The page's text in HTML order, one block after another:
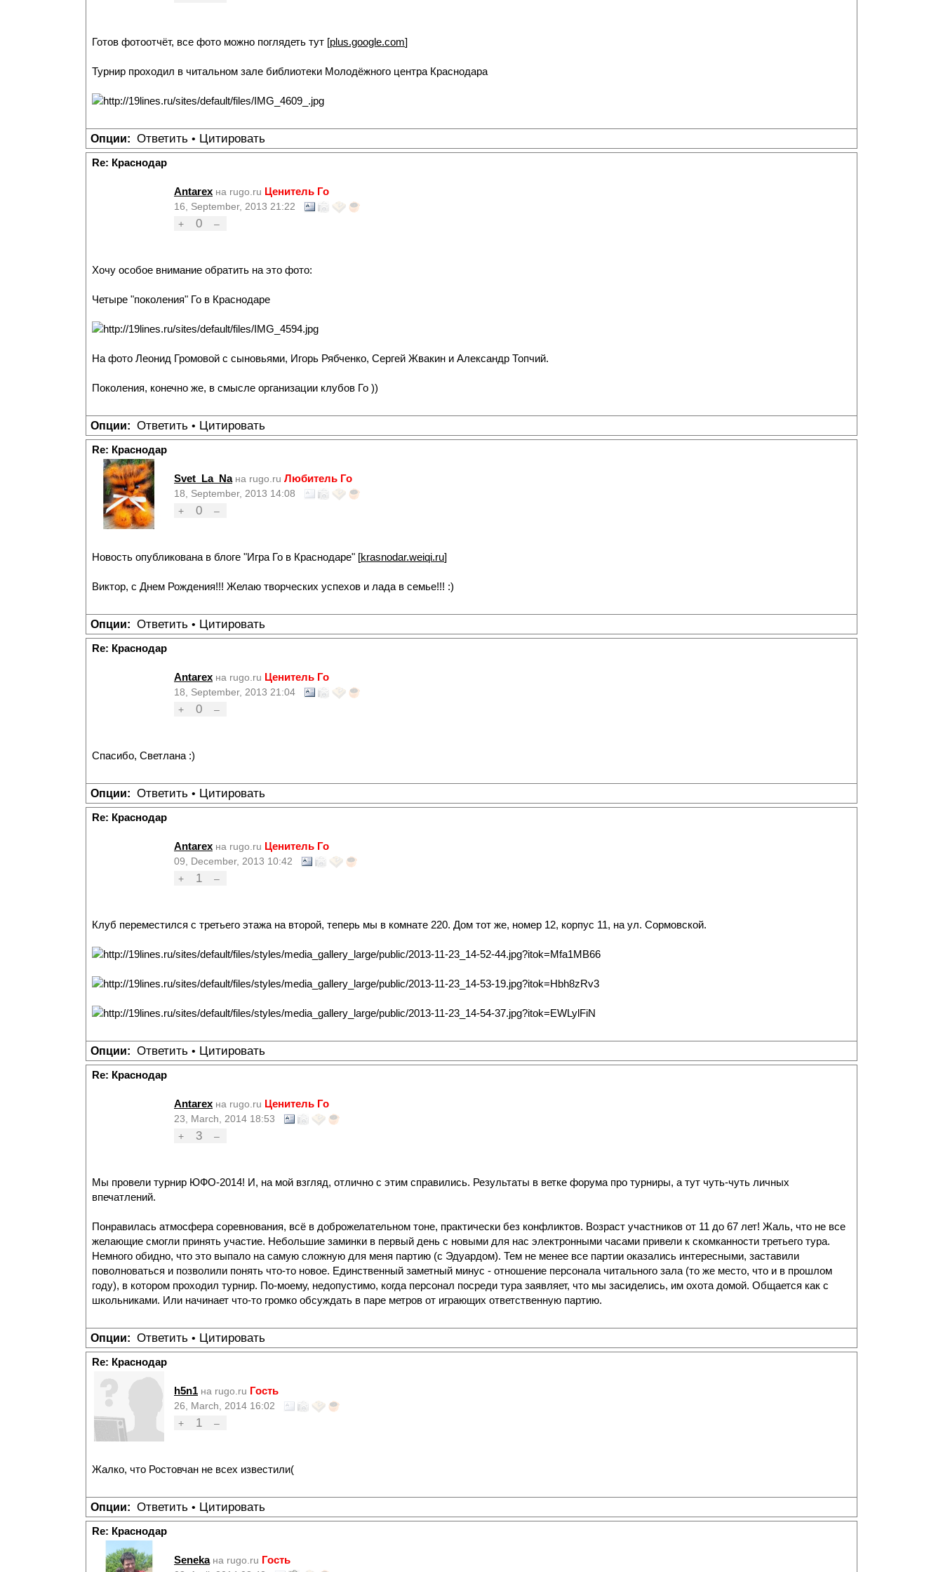
Готов фотоотчёт, все фото можно поглядеть тут [plus.google.com]
Турнир проходил в читальном зале библиотеки Молодёжного центра Краснодара
Опции: Ответить • Цитировать
Re: Краснодар
Antarex на rugo.ru Ценитель Го
16, September, 2013 21:22
+
0 –
Хочу особое внимание обратить на это фото:
Четыре "поколения" Го в Краснодаре
На фото Леонид Громовой с сыновьями, Игорь Рябченко, Сергей Жвакин и Александр Топчий.
Поколения, конечно же, в смысле организации клубов Го ))
Опции: Ответить • Цитировать
Re: Краснодар
Svet_La_Na на rugo.ru Любитель Го
18, September, 2013 14:08
+
0 –
Новость опубликована в блоге "Игра Го в Краснодаре" [krasnodar.weiqi.ru]
Виктор, с Днем Рождения!!! Желаю творческих успехов и лада в семье!!! :)
Опции: Ответить • Цитировать
Re: Краснодар
Antarex на rugo.ru Ценитель Го
18, September, 2013 21:04
+
0 –
Спасибо, Светлана :)
Опции: Ответить • Цитировать
Re: Краснодар
Antarex на rugo.ru Ценитель Го
09, December, 2013 10:42
+
1 –
Клуб переместился с третьего этажа на второй, теперь мы в комнате 220. Дом тот же, номер 12, корпус 11, на ул. Сормовской.
Опции: Ответить • Цитировать
Re: Краснодар
Antarex на rugo.ru Ценитель Го
23, March, 2014 18:53
+
3 –
Мы провели турнир ЮФО-2014! И, на мой взгляд, отлично с этим справились. Результаты в ветке форума про турниры, а тут чуть-чуть личных
впечатлений.
Понравилась атмосфера соревнования, всё в доброжелательном тоне, практически без конфликтов. Возраст участников от 11 до 67 лет! Жаль, что не все
желающие смогли принять участие. Небольшие заминки в первый день с новыми для нас электронными часами привели к скомканности третьего тура.
Немного обидно, что это выпало на самую сложную для меня партию (с Эдуардом). Тем не менее все партии оказались интересными, заставили
поволноваться и позволили понять что-то новое. Единственный заметный минус - отношение персонала читального зала (то же место, что и в прошлом
году), в котором проходил турнир. По-моему, недопустимо, когда персонал посреди тура заявляет, что мы засиделись, им охота домой. Общается как с
школьниками. Или начинает что-то громко обсуждать в паре метров от играющих ответственную партию.
Опции: Ответить • Цитировать
Re: Краснодар
h5n1 на rugo.ru Гость
26, March, 2014 16:02
+
1 –
Жалко, что Ростовчан не всех известили(
Опции: Ответить • Цитировать
Re: Краснодар
Seneka на rugo.ru Гость